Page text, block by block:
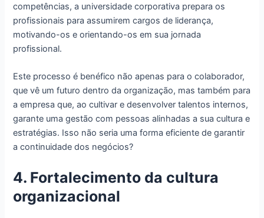
competências, a universidade corporativa prepara os
profissionais para assumirem cargos de liderança,
motivando-os e orientando-os em sua jornada
profissional.
Este processo é benéfico não apenas para o colaborador,
que vê um futuro dentro da organização, mas também para
a empresa que, ao cultivar e desenvolver talentos internos,
garante uma gestão com pessoas alinhadas a sua cultura e
estratégias. Isso não seria uma forma eficiente de garantir
a continuidade dos negócios?
4. Fortalecimento da cultura
organizacional